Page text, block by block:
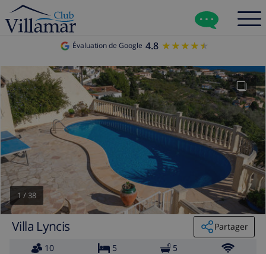
Évaluation de Google 4.8 ★★★★★
★★★★★
1 /38
Villa Lyncis
Partager
10
5 5